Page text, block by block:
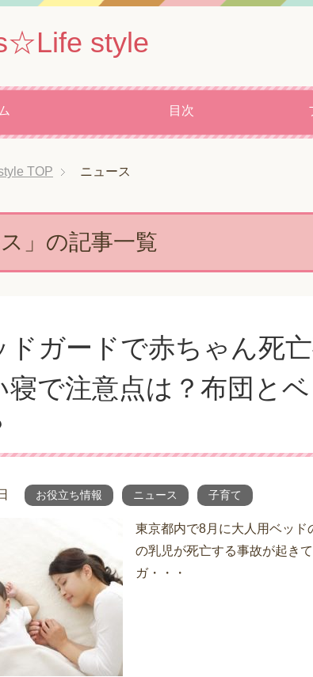
style
目次
TOP ニュース
ス」の記事一覧
ドガードで赤ちゃん死
寝で注意点は？布団と
お役立ち情報 ニュース 子育て
東京都内で8月に大人用ベッ
の乳児が死亡する事故が起き
ガ・・・